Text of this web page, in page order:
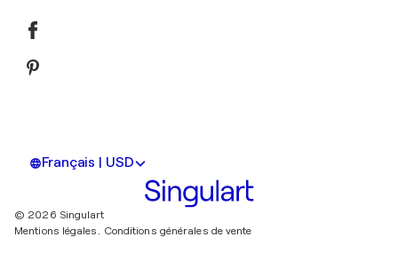
Français | USD
© 2026 Singulart
Mentions légales. Conditions générales de vente